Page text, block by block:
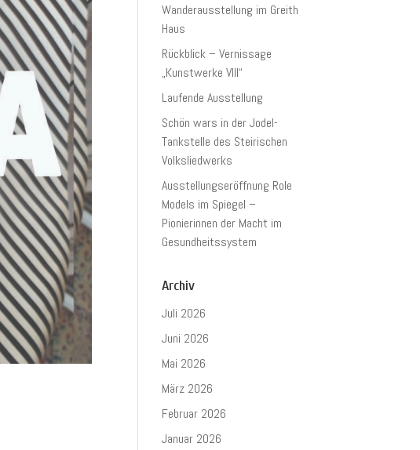
Wanderausstellung im Greith
Haus
Rückblick – Vernissage
„Kunstwerke VIII“
Laufende Ausstellung
Schön wars in der Jodel-
Tankstelle des Steirischen
Volksliedwerks
Ausstellungseröffnung Role
Models im Spiegel –
Pionierinnen der Macht im
Gesundheitssystem
Archiv
Juli 2026
Juni 2026
Mai 2026
März 2026
Februar 2026
Januar 2026